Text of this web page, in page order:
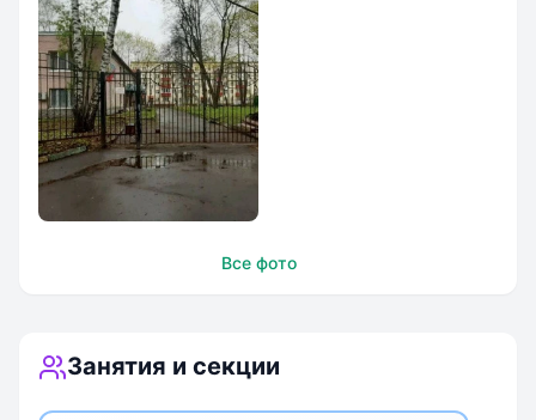
Все фото
Занятия и секции